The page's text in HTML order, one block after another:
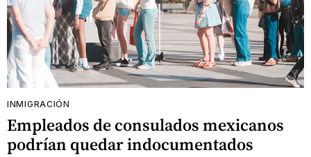
INMIGRACIÓN
Empleados de consulados mexicanos
podrían quedar indocumentados